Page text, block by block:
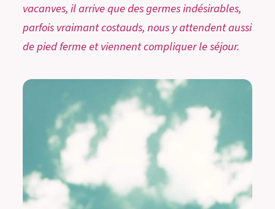
vacanves, il arrive que des germes indésirables,
parfois vraimant costauds, nous y attendent aussi
de pied ferme et viennent compliquer le séjour.